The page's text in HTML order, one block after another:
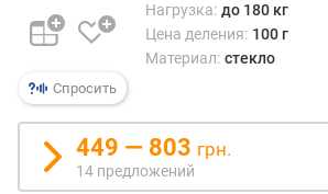
Спросить
Нагрузка: до 180 кг
Цена деления: 100 г
Материал: стекло
449 — 803 грн.
14 предложений